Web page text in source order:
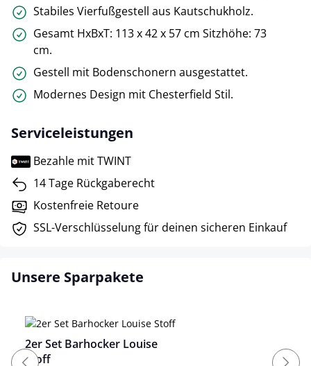
Stabiles Vierfußgestell aus Kautschukholz.
Gesamt HxBxT: 113 x 42 x 57 cm Sitzhöhe: 73
cm.
Gestell mit Bodenschonern ausgestattet.
Modernes Design mit Chesterfield Stil.
Serviceleistungen
Bezahle mit TWINT
14 Tage Rückgaberecht
Kostenfreie Retoure
SSL-Verschlüsselung für deinen sicheren Einkauf
Unsere Sparpakete
2er Set Barhocker Louise
Stoff